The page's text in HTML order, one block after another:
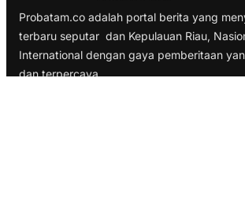
Probatam.co adalah portal berita yang
terbaru seputar dan Kepulauan Riau,
International dengan gaya pemberitaan
dan terpercaya